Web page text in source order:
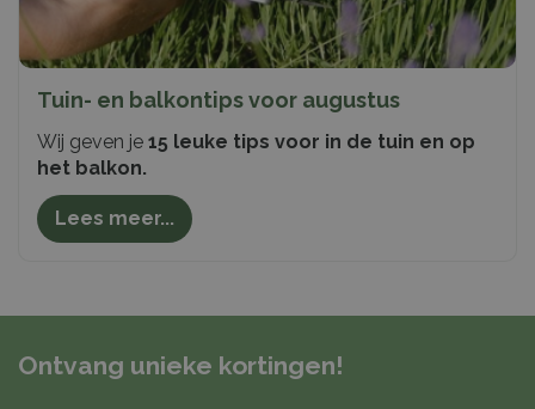
Tuin- en balkontips voor augustus
Wij geven je 15 leuke tips voor in de tuin en op
het balkon.
Lees meer...
Ontvang unieke kortingen!